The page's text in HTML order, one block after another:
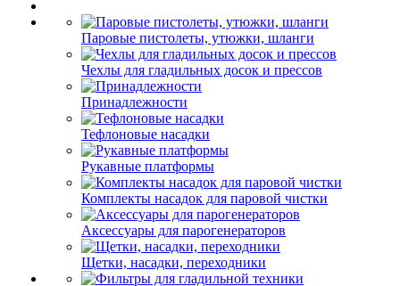
Паровые пистолеты, утюжки, шланги
Чехлы для гладильных досок и прессов
Принадлежности
Тефлоновые насадки
Рукавные платформы
Комплекты насадок для паровой чистки
Аксессуары для парогенераторов
Щетки, насадки, переходники